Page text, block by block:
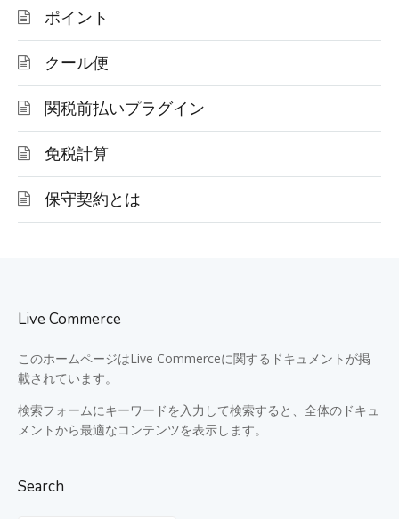
ポイント
クール便
関税前払いプラグイン
免税計算
保守契約とは
Live Commerce
このホームページはLive Commerceに関するドキュメントが掲
載されています。
検索フォームにキーワードを入力して検索すると、全体のドキュ
メントから最適なコンテンツを表示します。
Search